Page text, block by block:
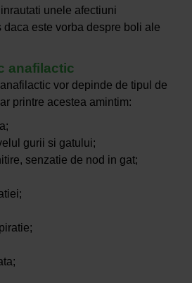
unele afectiuni
daca este vorba despre boli ale
anafilactic
vor depinde de tipul de
printre acestea amintim:
gurii si gatului;
senzatie de nod in gat;